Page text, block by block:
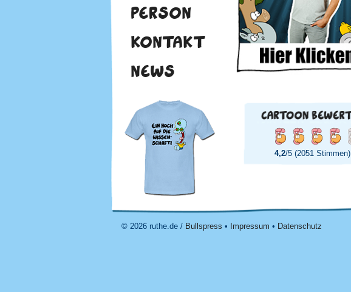
PERSON
KONTAKT
NEWS
4,2/5 (2051 Stimmen)
© 2026 ruthe.de / Bullspress • Impressum • Datenschutz